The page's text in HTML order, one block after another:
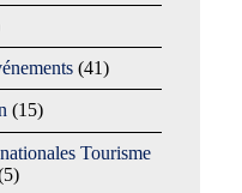
(41)
(15)
Tourisme